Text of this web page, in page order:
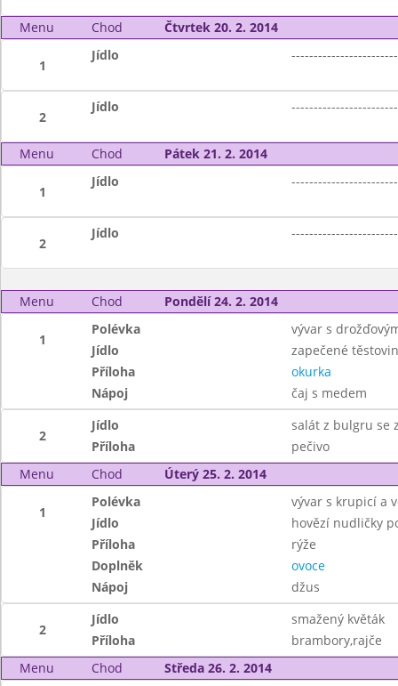
Menu Chod Čtvrtek 20. 2. 2014
1
Jídlo
2
Jídlo
Menu Chod Pátek 21. 2. 2014
1
Jídlo
2
Jídlo
Menu Chod Pondělí 24. 2. 2014
1
Polévka
vývar s
Jídlo
zapečené
Příloha
okurka
Nápoj
čaj s medem
2
Jídlo
salát z bulgru se
Příloha
pečivo
Menu
Chod Úterý 25. 2. 2014
1
Polévka
vývar s krupicí a
Jídlo
hovězí nudličky
Příloha
rýže
Doplněk
ovoce
Nápoj
džus
2
Jídlo
smažený květák
Příloha
brambory,rajče
Menu
Chod Středa 26. 2. 2014